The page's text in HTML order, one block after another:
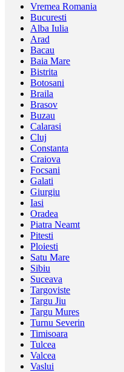
Vremea Romania
Bucuresti
Alba Iulia
Arad
Bacau
Baia Mare
Bistrita
Botosani
Braila
Brasov
Buzau
Calarasi
Cluj
Constanta
Craiova
Focsani
Galati
Giurgiu
Iasi
Oradea
Piatra Neamt
Pitesti
Ploiesti
Satu Mare
Sibiu
Suceava
Targoviste
Targu Jiu
Targu Mures
Turnu Severin
Timisoara
Tulcea
Valcea
Vaslui